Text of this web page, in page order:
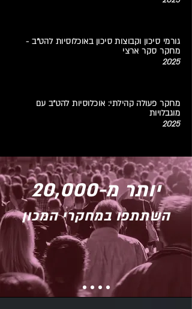
גורמי סיכון וקבוצות סיכון באוכלוסיות להט"ב -
מחקר סקר ארצי
2025
מחקר פעולה קהילתי: אוכלוסיות להט"ב עם
מוגבלויות
2025
יותר מ-20,000
השתתפו במחקרי המכון